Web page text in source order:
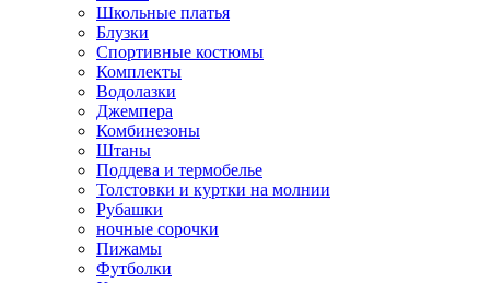
Школьные платья
Блузки
Спортивные костюмы
Комплекты
Водолазки
Джемпера
Комбинезоны
Штаны
Поддева и термобелье
Толстовки и куртки на молнии
Рубашки
ночные сорочки
Пижамы
Футболки